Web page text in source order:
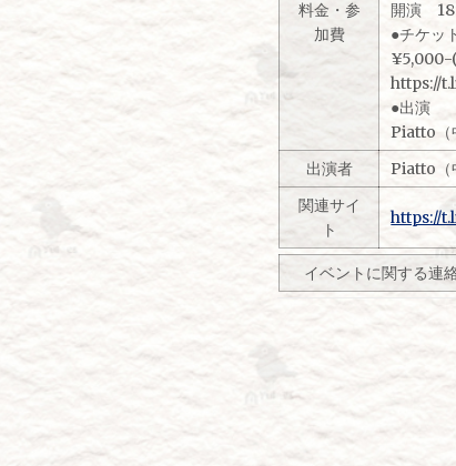
料金・参
加費
開演
●チケッ
¥5,000-
https://
●出演
Piatto（​
出演者
Piatto（​
関連サイ
ト
https://
イベントに関する連